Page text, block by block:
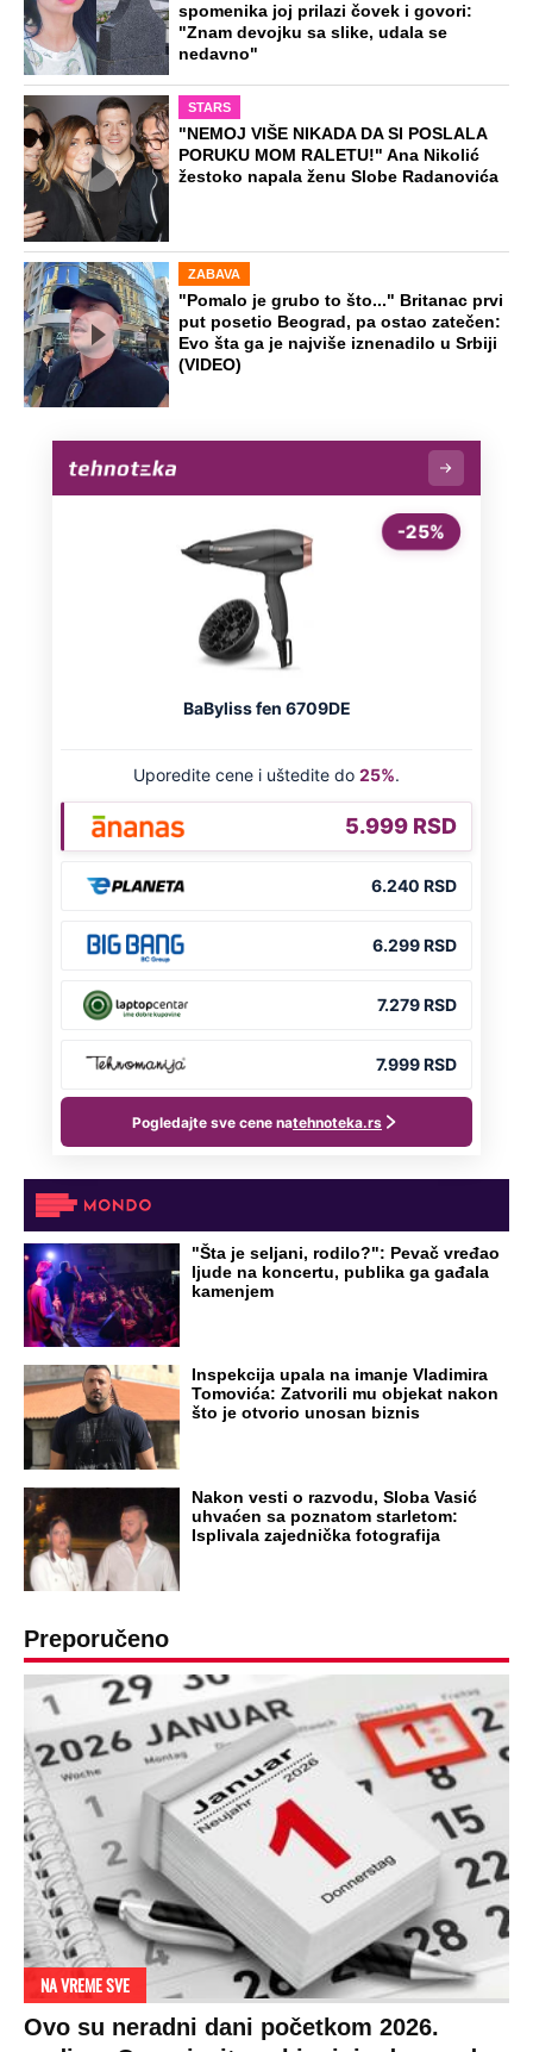
spomenika joj prilazi čovek i govori:
"Znam devojku sa slike, udala se
nedavno"
STARS
"NEMOJ VIŠE NIKADA DA SI POSLALA
PORUKU MOM RALETU!" Ana Nikolić
žestoko napala ženu Slobe Radanovića
ZABAVA
"Pomalo je grubo to što..." Britanac prvi
put posetio Beograd, pa ostao zatečen:
Evo šta ga je najviše iznenadilo u Srbiji
(VIDEO)
"Šta je seljani, rodilo?": Pevač vređao
ljude na koncertu, publika ga gađala
kamenjem
Inspekcija upala na imanje Vladimira
Tomovića: Zatvorili mu objekat nakon
što je otvorio unosan biznis
Nakon vesti o razvodu, Sloba Vasić
uhvaćen sa poznatom starletom:
Isplivala zajednička fotografija
Preporučeno
NA VREME SVE
Ovo su neradni dani početkom 2026.